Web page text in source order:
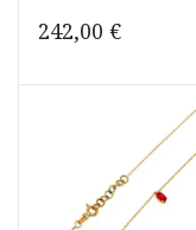
242,00 €